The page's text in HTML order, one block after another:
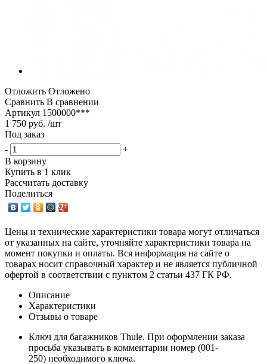
Отложить Отложено
Сравнить В сравнении
Артикул 1500000***
1 750 руб. /шт
Под заказ
-
+
В корзину
Купить в 1 клик
Рассчитать доставку
Поделиться
Цены и технические характеристики товара могут отличаться
от указанных на сайте, уточняйте характеристики товара на
момент покупки и оплаты. Вся информация на сайте о
товарах носит справочный характер и не является публичной
офертой в соответствии с пунктом 2 статьи 437 ГК РФ.
Описание
Характеристики
Отзывы о товаре
Ключ для багажников Thule. При оформлении заказа
просьба указывать в комментарии номер (001-
250) необходимого ключа.